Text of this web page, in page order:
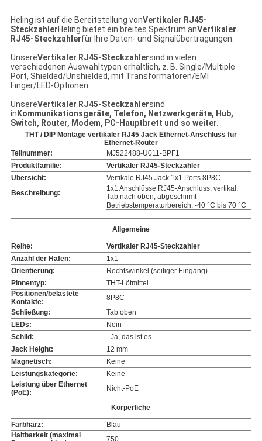
Heling ist auf die Bereitstellung vonVertikaler RJ45-
SteckzahlerHeling bietet ein breites Spektrum anVertikaler
RJ45-Steckzahlerfür Ihre Daten- und Signalübertragungen.
UnsereVertikaler RJ45-Steckzahlersind in vielen
verschiedenen Auswahltypen erhältlich, z. B. Single/Multiple
Port, Shielded/Unshielded, mit Transformatoren/EMI
Finger/LED-Optionen.
UnsereVertikaler RJ45-Steckzahlersind
in Kommunikationsgeräte, Telefon, Netzwerkgeräte, Hub,
Switch, Router, Modem, PC-Hauptbrett und so weiter.
THT / DIP Montage vertikaler RJ45 Jack Ethernet-Anschluss für
Ethernet-Router
Teilnummer:
MJ522488-U011-BPF1
Produktfamilie:
Vertikaler RJ45-Steckzahler
Übersicht:
Vertikale RJ45 Jack 1x1 Ports 8P8C
Beschreibung:
1x1 Anschlüsse RJ45-Anschluss, vertikal,
Tab nach oben, abgeschirmt
Betriebstemperaturbereich: -40 °C bis 70 °C
Allgemeine
Reihe:
Vertikaler RJ45-Steckzahler
Anzahl der Häfen:
1x1
Orientierung:
Rechtswinkel (seitiger Eingang)
Pinnentyp:
THT-Lötmittel
Positionen/belastete
Kontakte:
8P8C
Schließung:
Tab oben
LEDs:
Nein
Schild:
- Ja, das ist es.
Jack Height:
12 mm
Magnetisch:
Keine
Leistungskategorie:
Keine
Leistung über Ethernet
(PoE):
Nicht-PoE
Körperliche
Farbharz:
Blau
Haltbarkeit (maximal